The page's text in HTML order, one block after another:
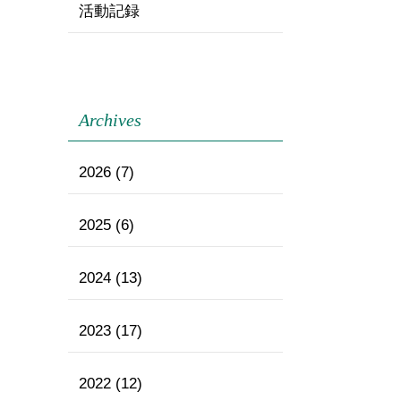
活動記録
Archives
2026 (7)
2025 (6)
2024 (13)
2023 (17)
2022 (12)